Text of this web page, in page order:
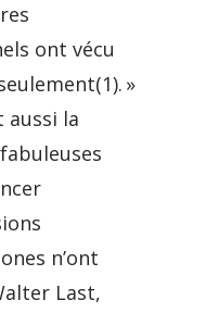
ont vécu
»
aussi la
n’ont
Last,